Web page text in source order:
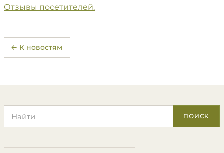
Отзывы посетителей.
← К новостям
ПОИСК